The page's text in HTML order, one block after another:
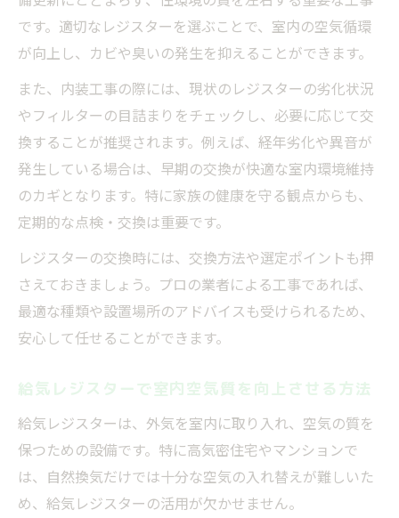
です。適切なレジスターを選ぶことで、室内の空気循環
が向上し、カビや臭いの発生を抑えることができます。
また、内装工事の際には、現状のレジスターの劣化状況
やフィルターの目詰まりをチェックし、必要に応じて交
換することが推奨されます。例えば、経年劣化や異音が
発生している場合は、早期の交換が快適な室内環境維持
のカギとなります。特に家族の健康を守る観点からも、
定期的な点検・交換は重要です。
レジスターの交換時には、交換方法や選定ポイントも押
さえておきましょう。プロの業者による工事であれば、
最適な種類や設置場所のアドバイスも受けられるため、
安心して任せることができます。
給気レジスターで室内空気質を向上させる方法
給気レジスターは、外気を室内に取り入れ、空気の質を
保つための設備です。特に高気密住宅やマンションで
は、自然換気だけでは十分な空気の入れ替えが難しいた
め、給気レジスターの活用が欠かせません。